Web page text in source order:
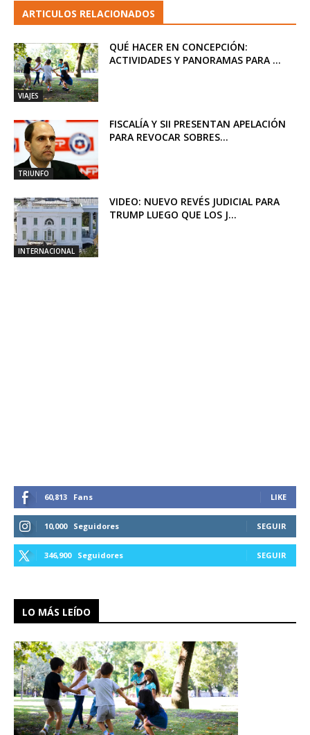
ARTICULOS RELACIONADOS
VIAJES
QUÉ HACER EN CONCEPCIÓN:
ACTIVIDADES Y PANORAMAS PARA ...
TRIUNFO
FISCALÍA Y SII PRESENTAN APELACIÓN
PARA REVOCAR SOBRES...
INTERNACIONAL
VIDEO: NUEVO REVÉS JUDICIAL PARA
TRUMP LUEGO QUE LOS J...
60,813 Fans LIKE
10,000 Seguidores SEGUIR
346,900 Seguidores SEGUIR
LO MÁS LEÍDO